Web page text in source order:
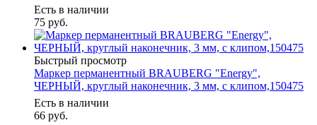
Есть в наличии
75 руб.
Быстрый просмотр
Маркер перманентный BRAUBERG "Energy",
ЧЕРНЫЙ, круглый наконечник, 3 мм, с клипом,150475
Есть в наличии
66 руб.